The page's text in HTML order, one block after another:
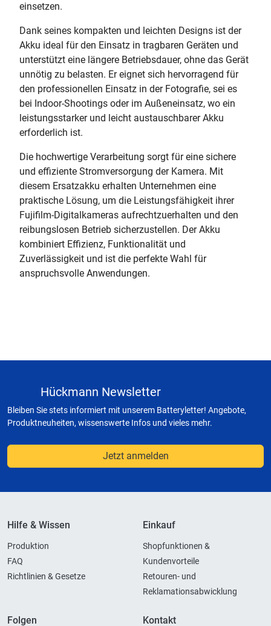
einsetzen.
Dank seines kompakten und leichten Designs ist der
Akku ideal für den Einsatz in tragbaren Geräten und
unterstützt eine längere Betriebsdauer, ohne das Gerät
unnötig zu belasten. Er eignet sich hervorragend für
den professionellen Einsatz in der Fotografie, sei es
bei Indoor-Shootings oder im Außeneinsatz, wo ein
leistungsstarker und leicht austauschbarer Akku
erforderlich ist.
Die hochwertige Verarbeitung sorgt für eine sichere
und effiziente Stromversorgung der Kamera. Mit
diesem Ersatzakku erhalten Unternehmen eine
praktische Lösung, um die Leistungsfähigkeit ihrer
Fujifilm-Digitalkameras aufrechtzuerhalten und den
reibungslosen Betrieb sicherzustellen. Der Akku
kombiniert Effizienz, Funktionalität und
Zuverlässigkeit und ist die perfekte Wahl für
anspruchsvolle Anwendungen.
Hückmann Newsletter
Bleiben Sie stets informiert mit unserem Batteryletter! Angebote,
Produktneuheiten, wissenswerte Infos und vieles mehr.
Jetzt anmelden
Hilfe & Wissen
Produktion
FAQ
Richtlinien & Gesetze
Einkauf
Shopfunktionen &
Kundenvorteile
Retouren- und
Reklamationsabwicklung
Folgen Kontakt